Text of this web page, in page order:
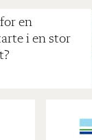
en
i en stor